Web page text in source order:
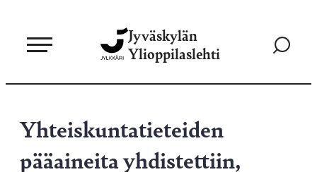
sisältöön
Jyväskylän
Ylioppilaslehti
Siirry
Yhteiskuntatieteiden
pääaineita yhdistettiin,